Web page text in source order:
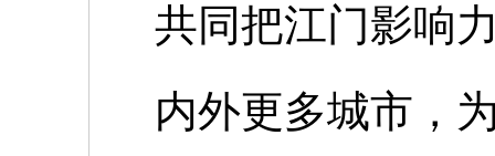
共同把江门影响
内外更多城市，